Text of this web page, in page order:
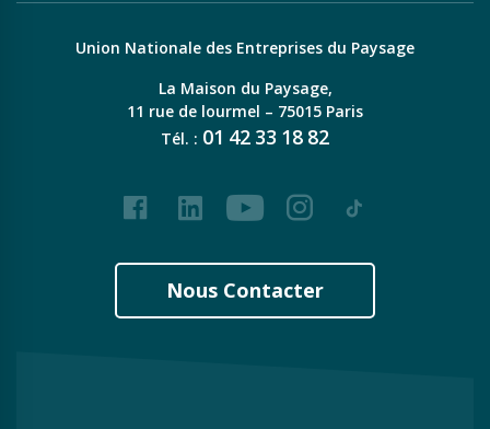
Union Nationale des Entreprises du Paysage
La Maison du Paysage,
11 rue de lourmel – 75015 Paris
Tél. : 01 42 33 18 82
FacebookLinkedInYoutubeInstagram
Tiktok
Nous Contacter